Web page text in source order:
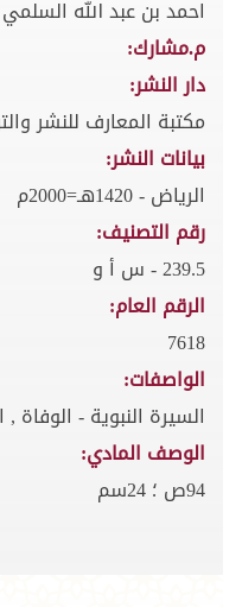
احمد بن عبد الله السلمي
م.مشارك:
دار النشر:
مكتبة المعارف للنشر
بيانات النشر:
الرياض - 1420هـ=2000م
رقم التصنيف:
239.5 - س أ و
الرقم العام:
7618
الواصفات:
السيرة النبوية - الوفاة
الوصف المادي:
94ص ؛ 24سم